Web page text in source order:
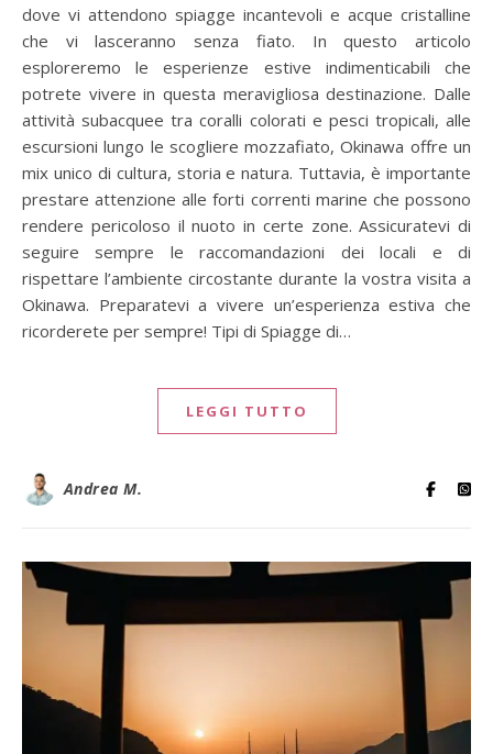
dove vi attendono spiagge incantevoli e acque cristalline
che vi lasceranno senza fiato. In questo articolo
esploreremo le esperienze estive indimenticabili che
potrete vivere in questa meravigliosa destinazione. Dalle
attività subacquee tra coralli colorati e pesci tropicali, alle
escursioni lungo le scogliere mozzafiato, Okinawa offre un
mix unico di cultura, storia e natura. Tuttavia, è importante
prestare attenzione alle forti correnti marine che possono
rendere pericoloso il nuoto in certe zone. Assicuratevi di
seguire sempre le raccomandazioni dei locali e di
rispettare l’ambiente circostante durante la vostra visita a
Okinawa. Preparatevi a vivere un’esperienza estiva che
ricorderete per sempre! Tipi di Spiagge di…
LEGGI TUTTO
Andrea M.